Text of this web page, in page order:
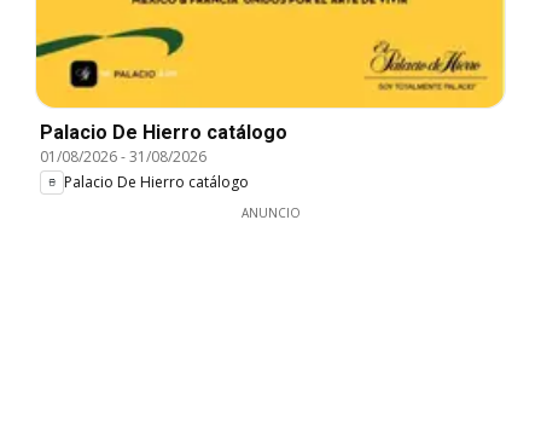
Palacio De Hierro catálogo
01/08/2026-31/08/2026
Palacio De Hierro catálogo
ANUNCIO